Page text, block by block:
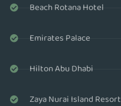
Beach Rotana Hotel
Emirates Palace
Hilton Abu Dhabi
Zaya Nurai Island Resort